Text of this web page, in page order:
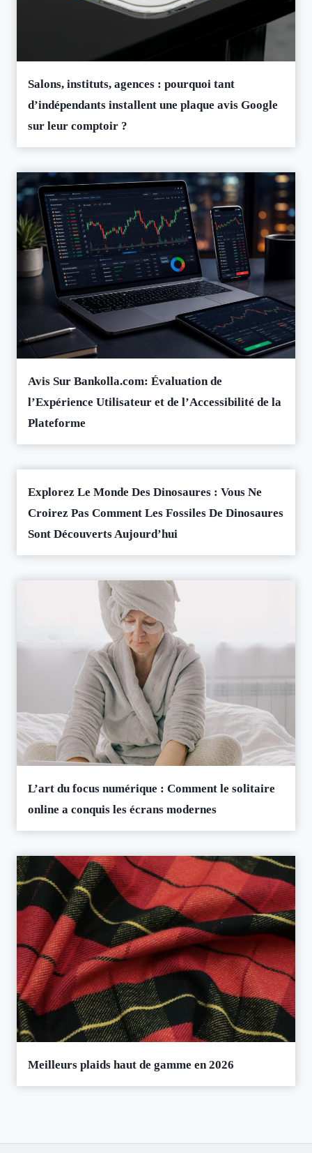
Salons, instituts, agences : pourquoi tant
d’indépendants installent une plaque avis Google
sur leur comptoir ?
Avis Sur Bankolla.com: Évaluation de
l’Expérience Utilisateur et de l’Accessibilité de la
Plateforme
Explorez Le Monde Des Dinosaures : Vous Ne
Croirez Pas Comment Les Fossiles De Dinosaures
Sont Découverts Aujourd’hui
L’art du focus numérique : Comment le solitaire
online a conquis les écrans modernes
Meilleurs plaids haut de gamme en 2026